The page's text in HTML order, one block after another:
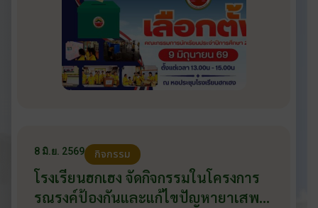
8 มิ.ย. 2569 กิจกรรม
โรงเรียนฮกเฮง จัดกิจกรรมในโครงการ
รณรงค์ป้องกันและแก้ไขปัญหายาเสพ